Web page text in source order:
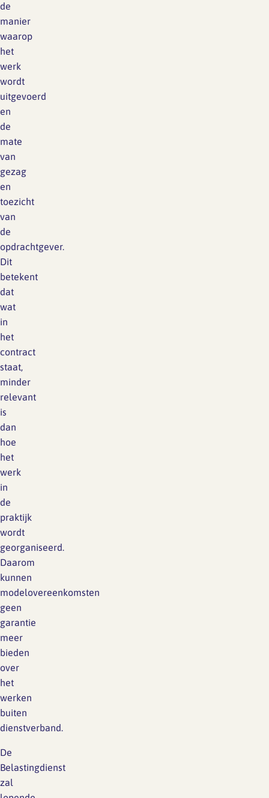
de
manier
waarop
het
werk
wordt
uitgevoerd
en
de
mate
van
gezag
en
toezicht
van
de
opdrachtgever.
Dit
betekent
dat
wat
in
het
contract
staat,
minder
relevant
is
dan
hoe
het
werk
in
de
praktijk
wordt
georganiseerd.
Daarom
kunnen
modelovereenkomsten
geen
garantie
meer
bieden
over
het
werken
buiten
dienstverband.
De
Belastingdienst
zal